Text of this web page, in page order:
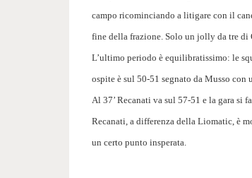
campo ricominciando a litigare con il
fine della frazione. Solo un jolly da tre di
L’ultimo periodo è equilibratissimo: le
ospite è sul 50-51 segnato da Musso
Al 37’ Recanati va sul 57-51 e la gara
Recanati, a differenza della Liomatic, è
un certo punto insperata.